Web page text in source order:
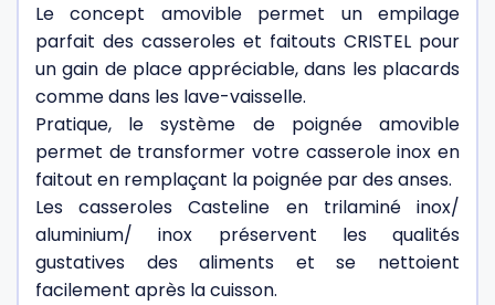
Le concept amovible permet un empilage
parfait des casseroles et faitouts CRISTEL pour
un gain de place appréciable, dans les placards
comme dans les lave-vaisselle.
Pratique, le système de poignée amovible
permet de transformer votre casserole inox en
faitout en remplaçant la poignée par des anses.
Les casseroles Casteline en trilaminé inox/
aluminium/ inox préservent les qualités
gustatives des aliments et se nettoient
facilement après la cuisson.